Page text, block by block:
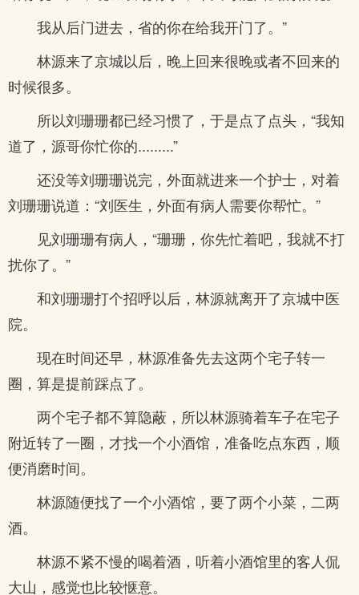
我从后门进去，省的你在给我开门了。”
林源来了京城以后，晚上回来很晚或者不回来的
时候很多。
所以刘珊珊都已经习惯了，于是点了点头，“我知
道了，源哥你忙你的.........”
还没等刘珊珊说完，外面就进来一个护士，对着
刘珊珊说道：“刘医生，外面有病人需要你帮忙。”
见刘珊珊有病人，“珊珊，你先忙着吧，我就不打
扰你了。”
和刘珊珊打个招呼以后，林源就离开了京城中医
院。
现在时间还早，林源准备先去这两个宅子转一
圈，算是提前踩点了。
两个宅子都不算隐蔽，所以林源骑着车子在宅子
附近转了一圈，才找一个小酒馆，准备吃点东西，顺
便消磨时间。
林源随便找了一个小酒馆，要了两个小菜，二两
酒。
林源不紧不慢的喝着酒，听着小酒馆里的客人侃
大山，感觉也比较惬意。